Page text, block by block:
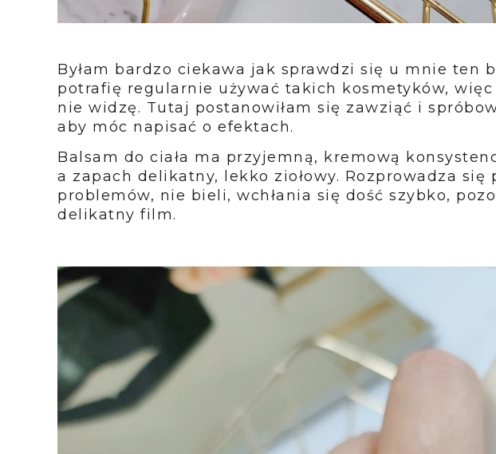
Byłam bardzo ciekawa jak sprawdzi się u mnie ten
potrafię regularnie używać takich kosmetyków,
nie widzę. Tutaj postanowiłam się zawziąć i
aby móc napisać o efektach.
Balsam do ciała ma przyjemną, kremową
a zapach delikatny, lekko ziołowy. Rozprowadza się
problemów, nie bieli, wchłania się dość szybko,
delikatny film.